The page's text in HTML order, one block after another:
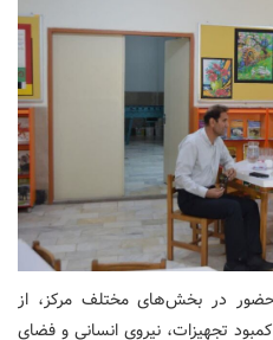
در بخش‌های مختلف مرکز، از
تجهیزات، نیروی انسانی و فضای